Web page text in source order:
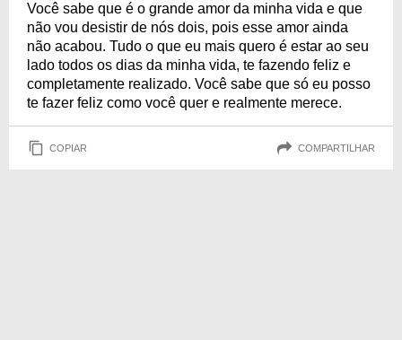
Você sabe que é o grande amor da minha vida e que
não vou desistir de nós dois, pois esse amor ainda
não acabou. Tudo o que eu mais quero é estar ao seu
lado todos os dias da minha vida, te fazendo feliz e
completamente realizado. Você sabe que só eu posso
te fazer feliz como você quer e realmente merece.
COPIAR COMPARTILHAR